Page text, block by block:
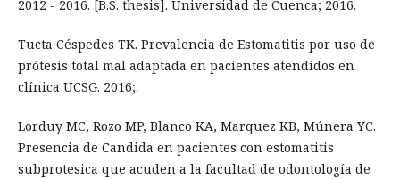
2012 - 2016. [B.S. thesis]. Universidad de Cuenca; 2016.
Tucta Céspedes TK. Prevalencia de Estomatitis por uso de
prótesis total mal adaptada en pacientes atendidos en
clínica UCSG. 2016;.
Lorduy MC, Rozo MP, Blanco KA, Marquez KB, Múnera YC.
Presencia de Candida en pacientes con estomatitis
subprotesica que acuden a la facultad de odontología de